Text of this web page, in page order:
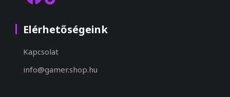
Elérhetőségeink
Kapcsolat
info@gamer.shop.hu